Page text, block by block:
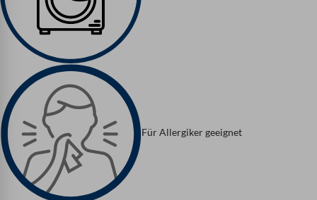
Für Allergiker geeignet